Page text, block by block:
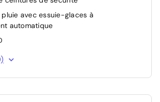
avec essuie-glaces à
automatique
démarrage et fonction Autohold